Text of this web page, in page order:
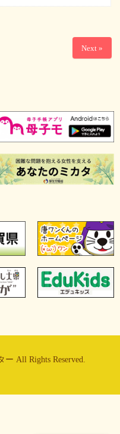
Next »
All Rights Reserved.